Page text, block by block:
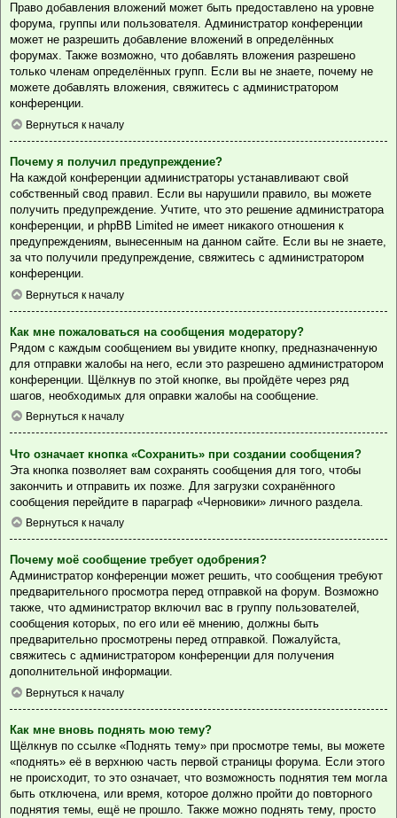
Право добавления вложений может быть предоставлено на уровне
форума, группы или пользователя. Администратор конференции
может не разрешить добавление вложений в определённых
форумах. Также возможно, что добавлять вложения разрешено
только членам определённых групп. Если вы не знаете, почему не
можете добавлять вложения, свяжитесь с администратором
конференции.
Вернуться к началу
Почему я получил предупреждение?
На каждой конференции администраторы устанавливают свой
собственный свод правил. Если вы нарушили правило, вы можете
получить предупреждение. Учтите, что это решение администратора
конференции, и phpBB Limited не имеет никакого отношения к
предупреждениям, вынесенным на данном сайте. Если вы не знаете,
за что получили предупреждение, свяжитесь с администратором
конференции.
Вернуться к началу
Как мне пожаловаться на сообщения модератору?
Рядом с каждым сообщением вы увидите кнопку, предназначенную
для отправки жалобы на него, если это разрешено администратором
конференции. Щёлкнув по этой кнопке, вы пройдёте через ряд
шагов, необходимых для оправки жалобы на сообщение.
Вернуться к началу
Что означает кнопка «Сохранить» при создании сообщения?
Эта кнопка позволяет вам сохранять сообщения для того, чтобы
закончить и отправить их позже. Для загрузки сохранённого
сообщения перейдите в параграф «Черновики» личного раздела.
Вернуться к началу
Почему моё сообщение требует одобрения?
Администратор конференции может решить, что сообщения требуют
предварительного просмотра перед отправкой на форум. Возможно
также, что администратор включил вас в группу пользователей,
сообщения которых, по его или её мнению, должны быть
предварительно просмотрены перед отправкой. Пожалуйста,
свяжитесь с администратором конференции для получения
дополнительной информации.
Вернуться к началу
Как мне вновь поднять мою тему?
Щёлкнув по ссылке «Поднять тему» при просмотре темы, вы можете
«поднять» её в верхнюю часть первой страницы форума. Если этого
не происходит, то это означает, что возможность поднятия тем могла
быть отключена, или время, которое должно пройти до повторного
поднятия темы, ещё не прошло. Также можно поднять тему, просто